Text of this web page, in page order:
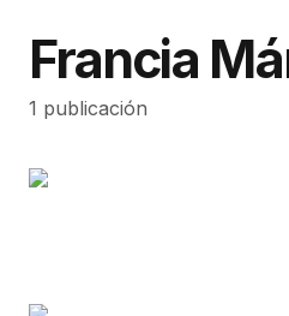
Francia
1 publicación